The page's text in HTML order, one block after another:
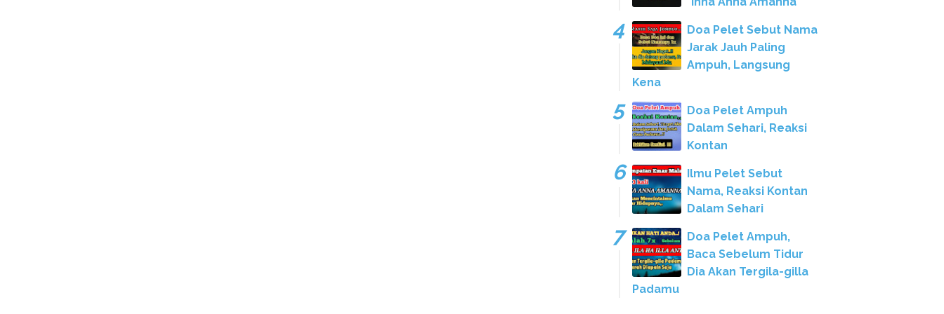
Doa Pelet Sebut Nama
Jarak Jauh Paling
Ampuh, Langsung
Kena
Doa Pelet Ampuh
Dalam Sehari, Reaksi
Kontan
Ilmu Pelet Sebut
Nama, Reaksi Kontan
Dalam Sehari
Doa Pelet Ampuh,
Baca Sebelum Tidur
Dia Akan Tergila-gilla
Padamu